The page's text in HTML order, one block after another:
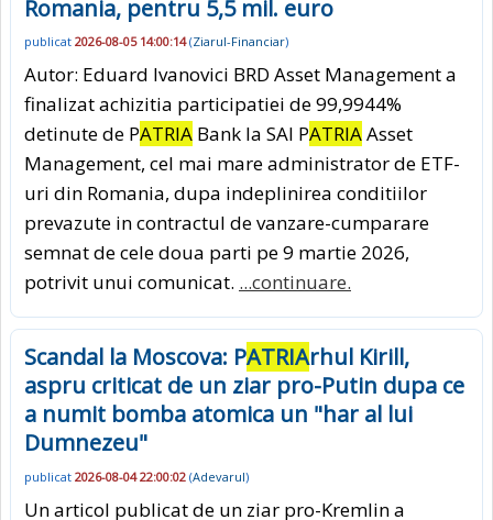
Romania, pentru 5,5 mil. euro
publicat 2026-08-05 14:00:14(Ziarul-Financiar)
Autor: Eduard Ivanovici BRD Asset Management a
finalizat achizitia participatiei de 99,9944%
detinute de PATRIA Bank la SAI PATRIAAsset
Management, cel mai mare administrator de ETF-
uri din Romania, dupa indeplinirea conditiilor
prevazute in contractul de vanzare-cumparare
semnat de cele doua parti pe 9 martie 2026,
potrivit unui comunicat. ...continuare.
Scandal la Moscova: PATRIArhul Kirill,
aspru criticat de un ziar pro-Putin dupa ce
a numit bomba atomica un "har al lui
Dumnezeu"
publicat 2026-08-04 22:00:02 (Adevarul)
Un articol publicat de un ziar pro-Kremlin a